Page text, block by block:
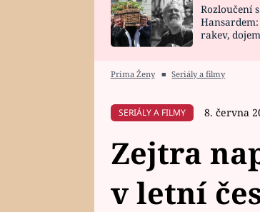
HOROSKOP NA
VAŘENÍ
Rozloučení
rakev,
Prima Ženy ■ Seriály a filmy
SERIÁLY A FILMY 8. června
Zejtra
v letní